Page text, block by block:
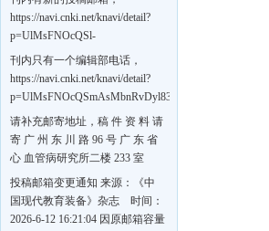
https://navi.cnki.net/knavi/detail?
p=UlMsFNOcQSl-
刊内只有一个编辑部电话，
https://navi.cnki.net/knavi/detail?
p=UlMsFNOcQSmAsMbnRvDyl83fGGu5dcrBYtF-
w7VFJdSWT5tem1RQ5W2sC5HRG-
S8mH75DuljrTVfVeoXxT4L0b-
请补充邮寄地址，稿 件 资 料 请
寄 广 州 东 川 路 96 号 广 东 省
心 血管病研究所二楼 233 室
《岭南心血管病杂志》编辑部
收，
https://navi.cnki.net/knavi/detail?
投稿邮箱变更通知 来源：《中
国现代教育装备》杂志 时间：
2026-6-12 16:21:04 因原邮箱容量